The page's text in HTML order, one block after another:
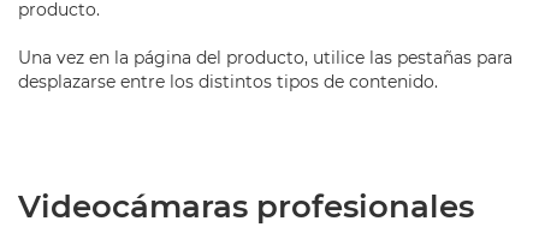
producto.
Una vez en la página del producto, utilice las pestañas para
desplazarse entre los distintos tipos de contenido.
Videocámaras profesionales